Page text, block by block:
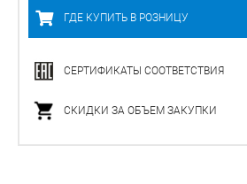
ГДЕ КУПИТЬ В РОЗНИЦУ
СЕРТИФИКАТЫ СООТВЕТСТВИЯ
СКИДКИ ЗА ОБЪЕМ ЗАКУПКИ